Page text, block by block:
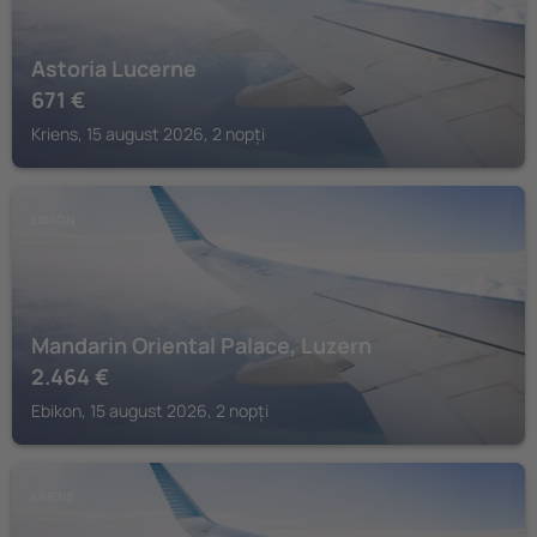
Astoria Lucerne
671 €
Kriens, 15 august 2026, 2 nopți
Mandarin Oriental Palace, Luzern
2.464 €
Ebikon, 15 august 2026, 2 nopți